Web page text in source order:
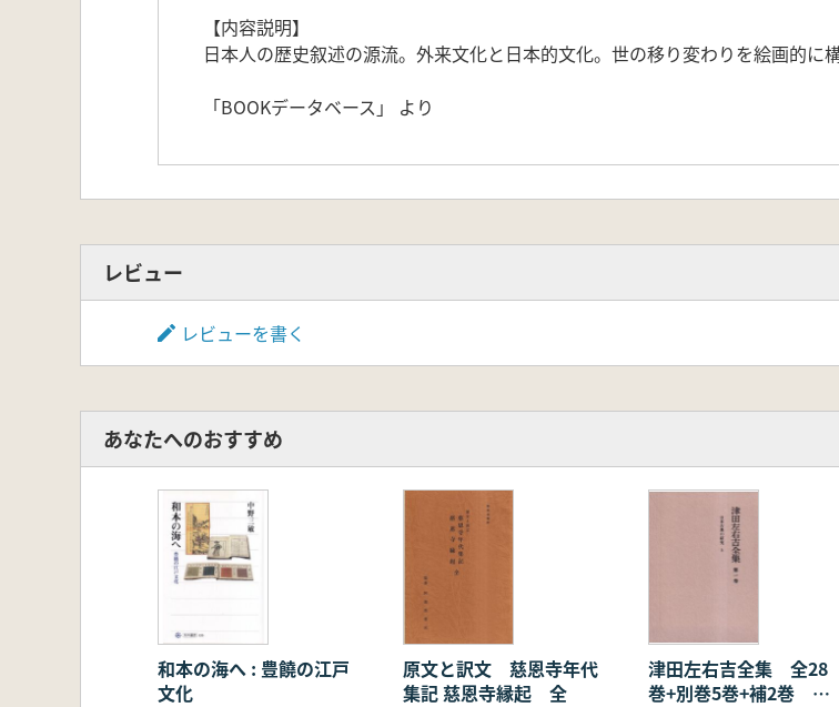
【内容説明】
日本人の歴史叙述の源流。外来文化と日本的文化。世の移り変わりを絵画的に
「BOOKデータベース」 より
レビュー
レビューを書く
あなたへのおすすめ
和本の海へ : 豊饒の江戸
文化
原文と訳文 慈恩寺年代
集記 慈恩寺縁起 全
津田左右吉全集 全28
巻+別巻5巻+補2巻 全